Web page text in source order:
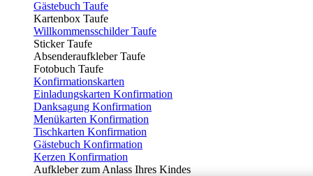
Gästebuch Taufe
Kartenbox Taufe
Willkommensschilder Taufe
Sticker Taufe
Absenderaufkleber Taufe
Fotobuch Taufe
Konfirmationskarten
Einladungskarten Konfirmation
Danksagung Konfirmation
Menükarten Konfirmation
Tischkarten Konfirmation
Gästebuch Konfirmation
Kerzen Konfirmation
Aufkleber zum Anlass Ihres Kindes